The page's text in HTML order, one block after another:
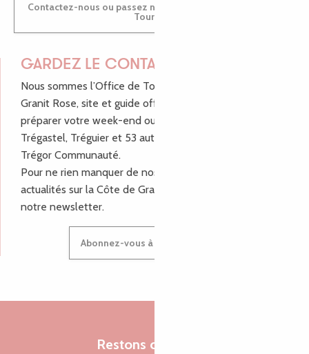
Contactez-nous ou passez nous voir dans nos Offices de
Tourisme
GARDEZ LE CONTACT !
Nous sommes l’Office de Tourisme Bretagne - Côte de
Granit Rose, site et guide officiel pour vous aider à
préparer votre week-end ou vos vacances à Lannion,
Trégastel, Tréguier et 53 autres communes de Lannion-
Trégor Communauté.
Pour ne rien manquer de nos bons plans et nos
actualités sur la Côte de Granit Rose, inscrivez-vous à
notre newsletter.
Abonnez-vous à notre newsletter
Restons connectés